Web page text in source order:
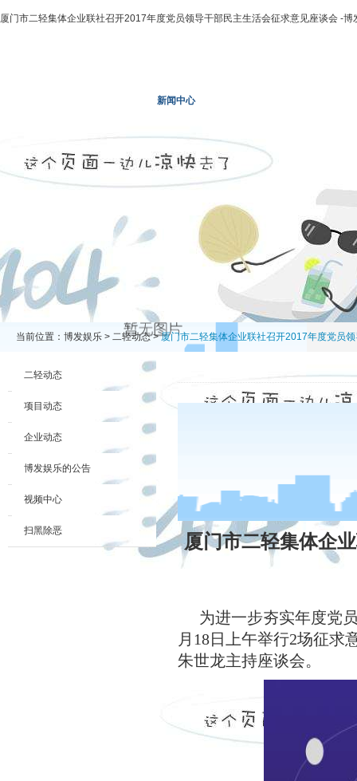
厦门市二轻集体企业联社召开2017年度党员领导干部民主生活会征求意见座谈会 -博
新闻中心
当前位置： 博发娱乐 > 二轻动态>厦门市二轻集体企业联社召开2017年度党员
二轻动态
项目动态
企业动态
博发娱乐的公告
视频中心
扫黑除恶 厦门市二轻集体企
为进一步夯实年度党
月18日上午举行2场征求
朱世龙主持座谈会。